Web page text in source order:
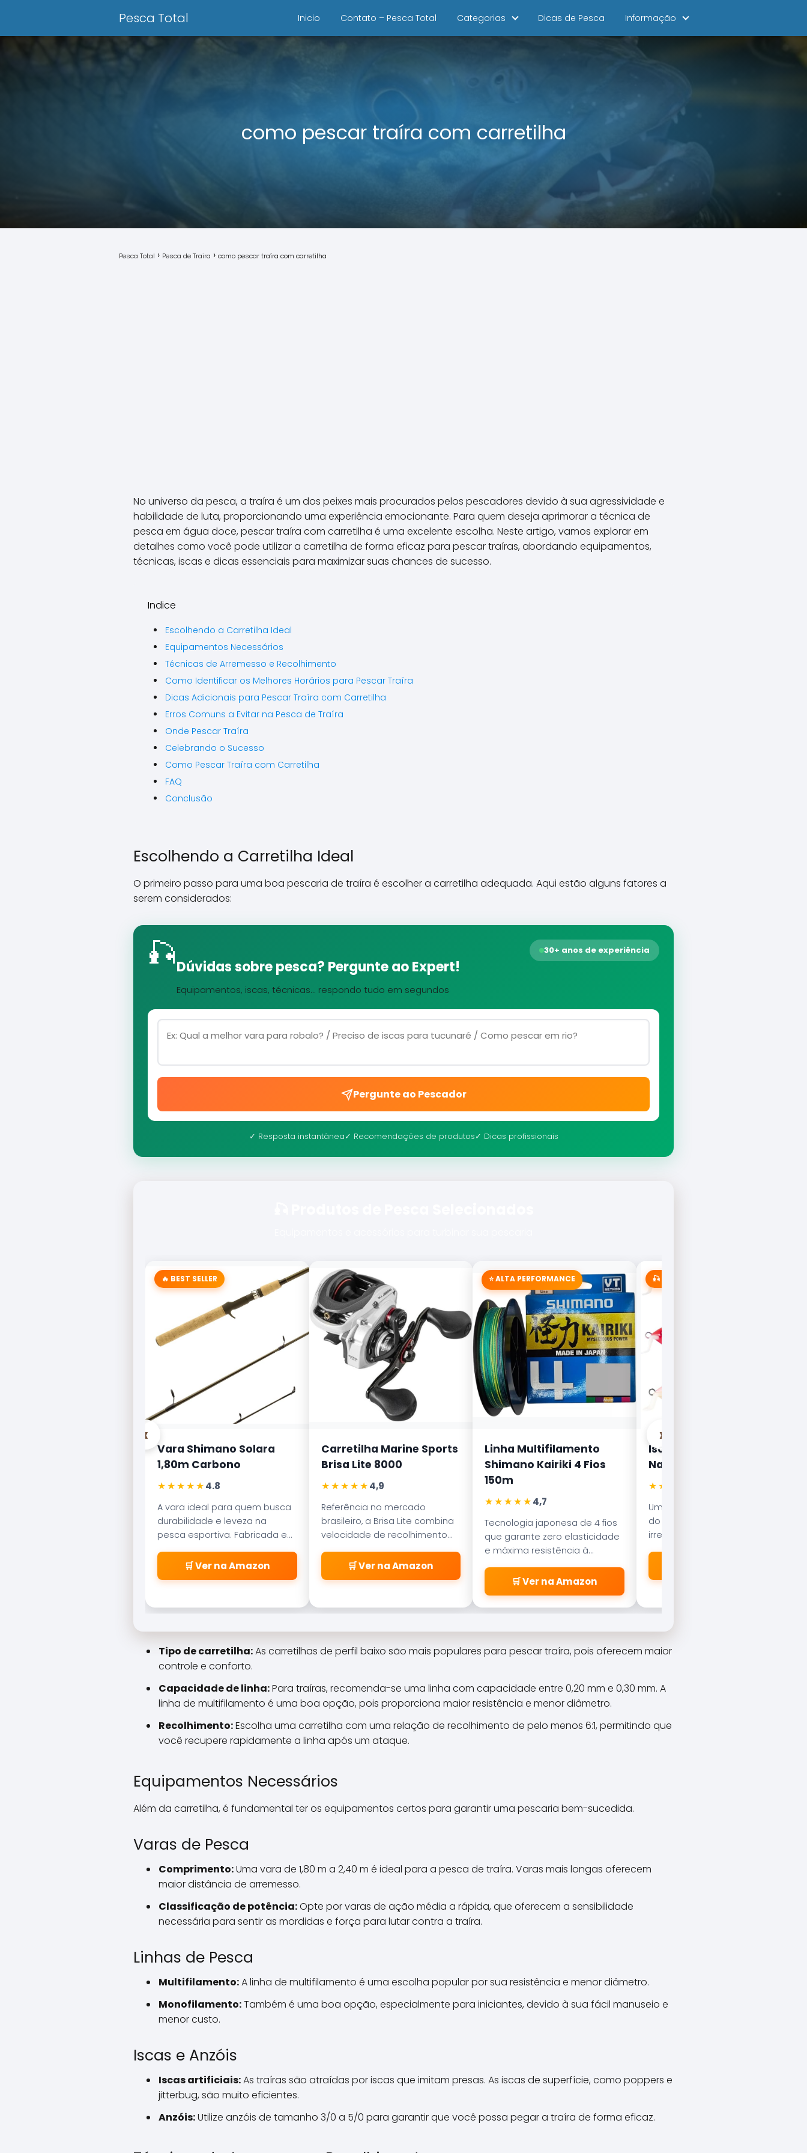
Pesca Total Inicio Contato – Pesca Total Categorias Dicas de Pesca Informação
como pescar traíra com carretilha
Pesca Total Pesca de Traira como pescar traíra com carretilha
No universo da pesca, a traíra é um dos peixes mais procurados pelos pescadores devido à sua agressividade e
habilidade de luta, proporcionando uma experiência emocionante. Para quem deseja aprimorar a técnica de
pesca em água doce, pescar traíra com carretilha é uma excelente escolha. Neste artigo, vamos explorar em
detalhes como você pode utilizar a carretilha de forma eficaz para pescar traíras, abordando equipamentos,
técnicas, iscas e dicas essenciais para maximizar suas chances de sucesso.
Indice
Escolhendo a Carretilha Ideal
Equipamentos Necessários
Técnicas de Arremesso e Recolhimento
Como Identificar os Melhores Horários para Pescar Traíra
Dicas Adicionais para Pescar Traíra com Carretilha
Erros Comuns a Evitar na Pesca de Traíra
Onde Pescar Traíra
Celebrando o Sucesso
Como Pescar Traíra com Carretilha
FAQ
Conclusão
Escolhendo a Carretilha Ideal
O primeiro passo para uma boa pescaria de traíra é escolher a carretilha adequada. Aqui estão alguns fatores a
serem considerados:
🎣Dúvidas sobre pesca? Pergunte ao Expert!
Equipamentos, iscas, técnicas... respondo tudo em segundos
30+ anos de experiência
Pergunte ao Pescador
✓ Resposta instantânea✓ Recomendações de produtos✓ Dicas profissionais
‹
🔥 BEST SELLER
Vara Shimano Solara
1,80m Carbono
★★★★★4.8
A vara ideal para quem busca
durabilidade e leveza na
pesca esportiva. Fabricada em
carbono aeroglass, oferece
sensibilidade incrível para
fisgadas precisas.
🛒 Ver na Amazon
Carretilha Marine Sports
Brisa Lite 8000
★★★★★4,9
Referência no mercado
brasileiro, a Brisa Lite combina
velocidade de recolhimento
com um sistema de freio
magnético que evita as
famosas
\\\\\\\\\\\\\\\\\\\\\\\\\
\\\\\\\\\\\\\\\\\\\\\\\\\
\\"cabeleiras\\\\\\\\\\\\\\
\\\\\\\\\\\\\\\\\\\\\\\\\
\\\\\\\\\\\\\\\\\\\\\\\\\
\\\\\\\\\\\\\".
🛒 Ver na Amazon
⭐ ALTA PERFORMANCE
Linha Multifilamento
Shimano Kairiki 4 Fios
150m
★★★★★4,7
Tecnologia japonesa de 4 fios
que garante zero elasticidade
e máxima resistência à
abrasão. Desliza suavemente
pelos passadores.
🛒 Ver na Amazon
🎣 MAIS VENDIDA
Isca Artificial Nelson
Nakamura Curisco 70
★★★★★
Uma das iscas mais famosas
do Brasil. Com nado errático, é
irresistível para o Tucunaré e o
Robalo. Essencial em qualquer
›
Tipo de carretilha:As carretilhas de perfil baixo são mais populares para pescar traíra, pois oferecem maior
controle e conforto.
Capacidade de linha:Para traíras, recomenda-se uma linha com capacidade entre 0,20 mm e 0,30 mm. A
linha de multifilamento é uma boa opção, pois proporciona maior resistência e menor diâmetro.
Recolhimento:Escolha uma carretilha com uma relação de recolhimento de pelo menos 6:1, permitindo que
você recupere rapidamente a linha após um ataque.
Equipamentos Necessários
Além da carretilha, é fundamental ter os equipamentos certos para garantir uma pescaria bem-sucedida.
Varas de Pesca
Comprimento:Uma vara de 1,80 m a 2,40 m é ideal para a pesca de traíra. Varas mais longas oferecem
maior distância de arremesso.
Classificação de potência:Opte por varas de ação média a rápida, que oferecem a sensibilidade
necessária para sentir as mordidas e força para lutar contra a traíra.
Linhas de Pesca
Multifilamento:A linha de multifilamento é uma escolha popular por sua resistência e menor diâmetro.
Monofilamento:Também é uma boa opção, especialmente para iniciantes, devido à sua fácil manuseio e
menor custo.
Iscas e Anzóis
Iscas artificiais:As traíras são atraídas por iscas que imitam presas. As iscas de superfície, como poppers e
jitterbug, são muito eficientes.
Anzóis:Utilize anzóis de tamanho 3/0 a 5/0 para garantir que você possa pegar a traíra de forma eficaz.